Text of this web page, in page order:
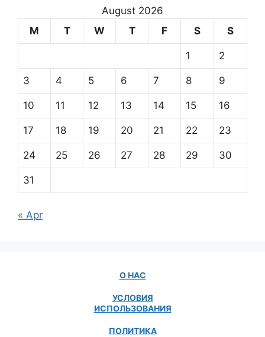
August 2026
M
T W T F S S
1 2
3 4 5 6 7 8 9
10 11 12 13 14 15 16
17 18 19 20 21 22 23
24 25 26 27 28 29 30
31
« Apr
О НАС
УСЛОВИЯ
ИСПОЛЬЗОВАНИЯ
ПОЛИТИКА